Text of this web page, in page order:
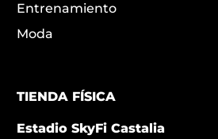
Entrenamiento
Moda
TIENDA FÍSICA
Estadio SkyFi Castalia